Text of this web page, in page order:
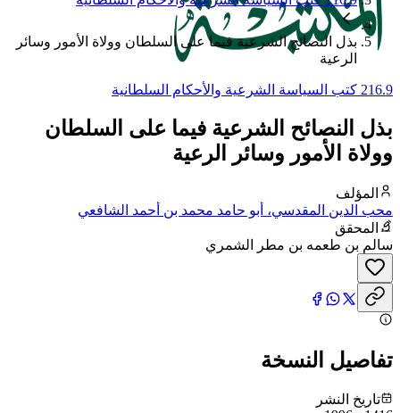
بذل النصائح الشرعية فيما على السلطان وولاة الأمور وسائر
الرعية
216.9 كتب السياسة الشرعية والأحكام السلطانية
بذل النصائح الشرعية فيما على السلطان
وولاة الأمور وسائر الرعية
المؤلف
محب الدين المقدسي، أبو حامد محمد بن أحمد الشافعي
المحقق
سالم بن طعمه بن مطر الشمري
تفاصيل النسخة
تاريخ النشر